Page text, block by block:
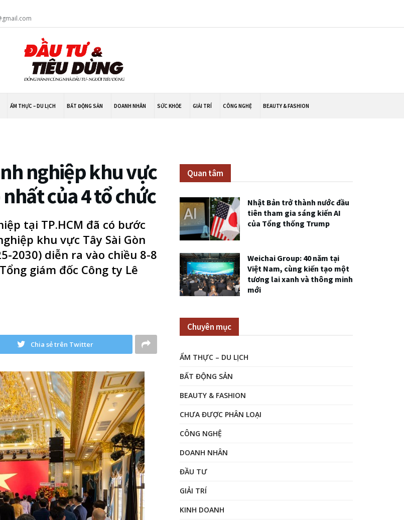
ẨM THỰC – DU LỊCH BẤT ĐỘNG SẢN DOANH NHÂN SỨC KHỎE GIẢI TRÍ CÔNG NGHỆ BEAUTY & FASHION
nghiệp khu vực
của 4 tổ chức
tại TP.HCM đã có bước
khu vực Tây Sài Gòn
2030) diễn ra vào chiều 8-8
giám đốc Công ty Lê
Chia sẻ trên Twitter
Quan tâm
Nhật Bản trở thành nước đầu
tiên tham gia sáng kiến AI
của Tổng thống Trump
Weichai Group: 40 năm tại
Việt Nam, cùng kiến tạo một
tương lai xanh và thông minh
mới
Chuyên mục
ẨM THỰC – DU LỊCH
BẤT ĐỘNG SẢN
BEAUTY & FASHION
CHƯA ĐƯỢC PHÂN LOẠI
CÔNG NGHỆ
DOANH NHÂN
ĐẦU TƯ
GIẢI TRÍ
KINH DOANH